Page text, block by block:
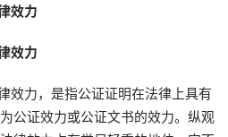
效力
效力
力，是指公证证明在法律上具有
公证效力或公证文书的效力。纵观